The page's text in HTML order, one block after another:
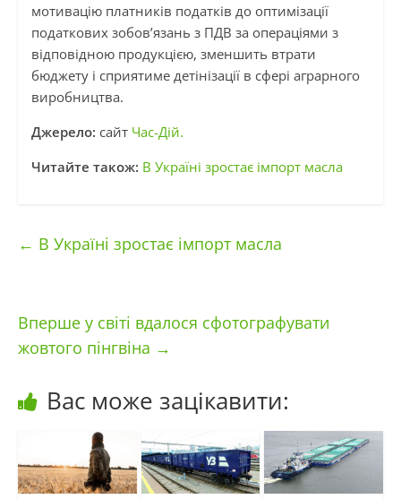
мотивацію платників податків до оптимізації
податкових зобов’язань з ПДВ за операціями з
відповідною продукцією, зменшить втрати
бюджету і сприятиме детінізації в сфері аграрного
виробництва.
Джерело: сайт Час-Дій.
Читайте також: В Україні зростає імпорт масла
← В Україні зростає імпорт масла
Вперше у світі вдалося сфотографувати
жовтого пінгвіна →
Вас може зацікавити: